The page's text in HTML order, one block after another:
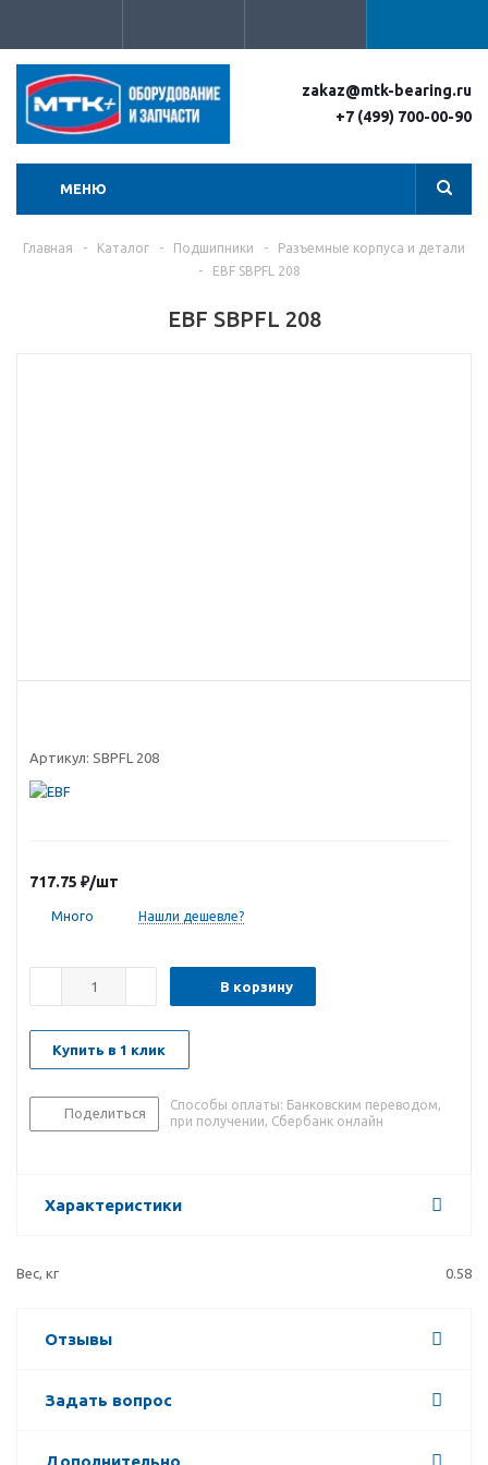
zakaz@mtk-bearing.ru
+7 (499) 700-00-90
МЕНЮ
Главная - Каталог - Подшипники -
Разъемные корпуса и детали
-
EBF SBPFL 208
EBF SBPFL 208
Артикул: SBPFL 208
717.75 ₽/шт
Много Нашли дешевле?
В корзину
Купить в 1 клик
Поделиться
Способы оплаты: Банковским переводом,
при получении, Сбербанк онлайн
Характеристики
Вес, кг 0.58
Отзывы
Задать вопрос
Дополнительно